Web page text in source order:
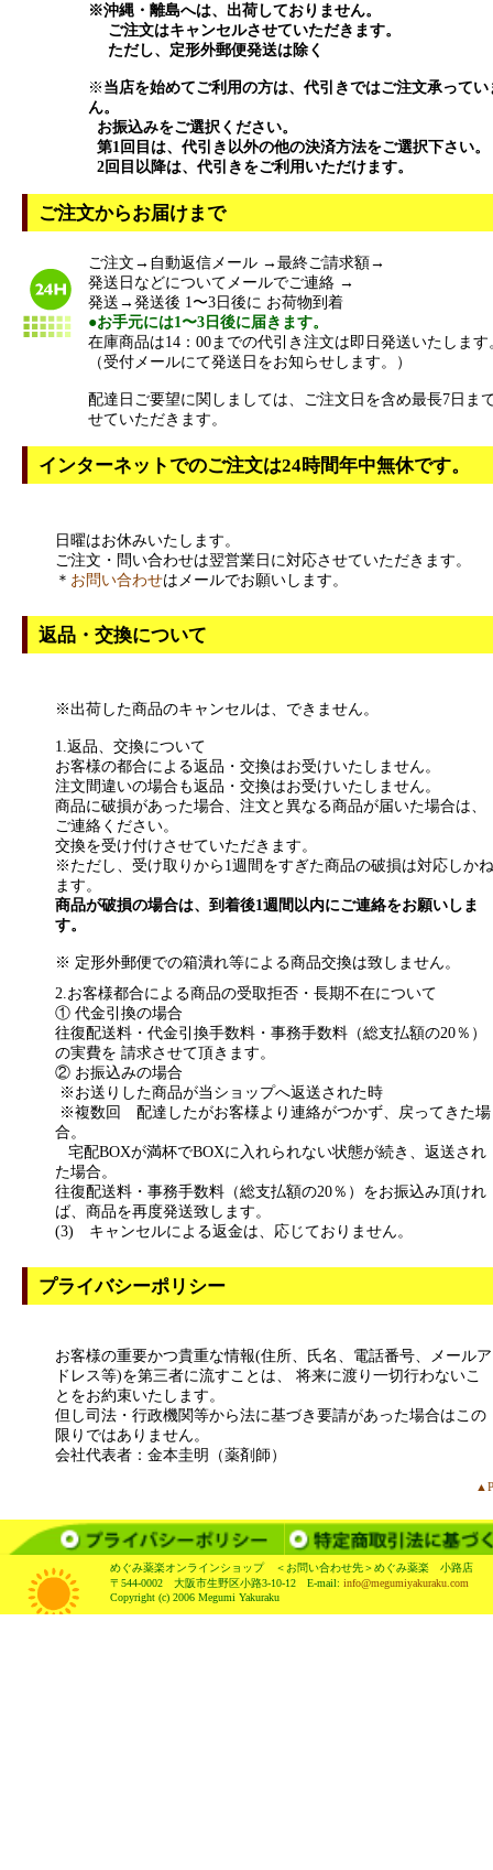
※沖縄・離島へは、出荷しておりません。
ご注文はキャンセルさせていただきます。
ただし、定形外郵便発送は除く
※ 当店を始めてご利用の方は、代引きではご注文承ってい
ん。
お振込みをご選択ください。
第1回目は、代引き以外の他の決済方法をご選択下さい。
2回目以降は、代引きをご利用いただけます。
ご注文からお届けまで
ご注文→自動返信メール →最終ご請求額→
発送日などについてメールでご連絡 →
発送→発送後 1〜3日後に お荷物到着
●お手元には1〜3日後に届きます。
在庫商品は14：00までの代引き注文は即日発送いたします
（受付メールにて発送日をお知らせします。）
配達日ご要望に関しましては、ご注文日を含め最長7日ま
せていただきます。
インターネットでのご注文は24時間年中無休です。
日曜はお休みいたします。
ご注文・問い合わせは翌営業日に対応させていただきます。
＊ お問い合わせはメールでお願いします。
返品・交換について
※出荷した商品のキャンセルは、できません。
1.返品、交換について
お客様の都合による返品・交換はお受けいたしません。
注文間違いの場合も返品・交換はお受けいたしません。
商品に破損があった場合、注文と異なる商品が届いた場合は、
ご連絡ください。
交換を受け付けさせていただきます。
※ただし、受け取りから1週間をすぎた商品の破損は対応しかね
ます。
商品が破損の場合は、到着後1週間以内にご連絡をお願いしま
す。
※ 定形外郵便での箱潰れ等による商品交換は致しません。
2.お客様都合による商品の受取拒否・長期不在について
① 代金引換の場合
往復配送料・代金引換手数料・事務手数料（総支払額の20％）
の実費を 請求させて頂きます。
② お振込みの場合
※お送りした商品が当ショップへ返送された時
※複数回 配達したがお客様より連絡がつかず、戻ってきた場
合。
宅配BOXが満杯でBOXに入れられない状態が続き、返送され
た場合。
往復配送料・事務手数料（総支払額の20％）をお振込み頂けれ
ば、商品を再度発送致します。
(3) キャンセルによる返金は、応じておりません。
プライバシーポリシー
お客様の重要かつ貴重な情報(住所、氏名、電話番号、メールア
ドレス等)を第三者に流すことは、 将来に渡り一切行わないこ
とをお約束いたします。
但し司法・行政機関等から法に基づき要請があった場合はこの
限りではありません。
会社代表者：金本圭明（薬剤師）
めぐみ薬楽オンラインショップ ＜お問い合わせ先＞めぐみ薬楽 小路店
〒544-0002 大阪市生野区小路3-10-12 E-mail: info@megumiyakuraku.com
Copyright (c) 2006 Megumi Yakuraku